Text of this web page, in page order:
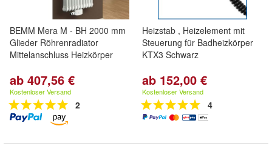
BEMM Mera M - BH 2000 mm
Glieder Röhrenradiator
Mittelanschluss Heizkörper
ab 407,56 €
Kostenloser Versand
2
Heizstab , Heizelement mit
Steuerung für Badheizkörper
KTX3 Schwarz
ab 152,00 €
Kostenloser Versand
4